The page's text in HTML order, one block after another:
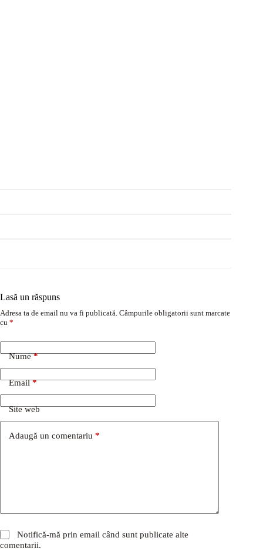
Lasă un răspuns
Adresa ta de email nu va fi publicată. Câmpurile obligatorii sunt marcate
cu *
Nume*
Email*
Site web
Adaugă un comentariu *
Notifică-mă prin email când sunt publicate alte
comentarii.